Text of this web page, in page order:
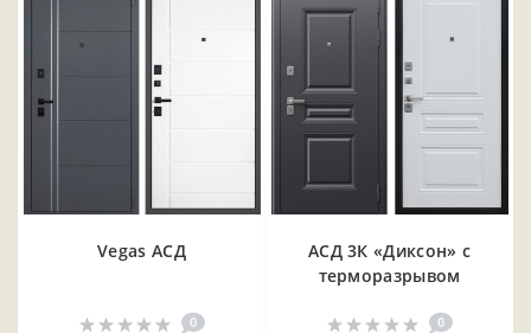
Vegas АСД
0
АСД 3К «Диксон» с
терморазрывом
0